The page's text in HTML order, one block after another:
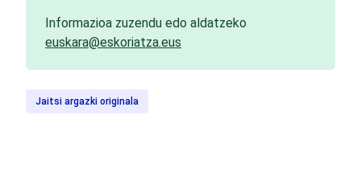
Informazioa zuzendu edo aldatzeko
euskara@eskoriatza.eus
Jaitsi argazki originala